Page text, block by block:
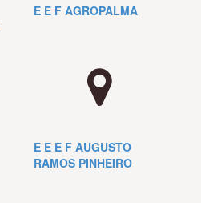
E E F AGROPALMA
E E E F AUGUSTO
RAMOS PINHEIRO